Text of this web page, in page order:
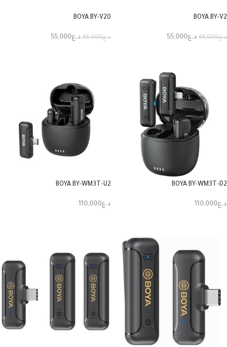
BOYA BY-V2
د.ع65,000 د.ع55,000
BOYA BY-V20
د.ع65,000 د.ع55,000
BOYA BY-WM3T-D2
د.ع110,000
BOYA BY-WM3T-U2
د.ع110,000